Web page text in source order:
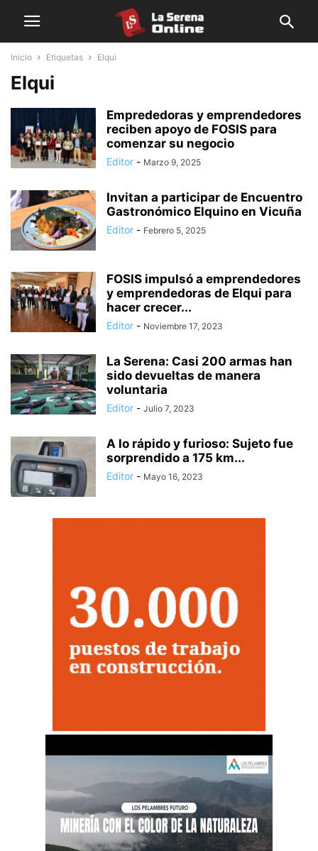
Inicio Etiquetas Elqui
Elqui
Emprededoras y emprendedores
reciben apoyo de FOSIS para
comenzar su negocio
Editor - Marzo 9, 2025
Invitan a participar de Encuentro
Gastronómico Elquino en Vicuña
Editor - Febrero 5, 2025
FOSIS impulsó a emprendedores
y emprendedoras de Elqui para
hacer crecer...
Editor - Noviembre 17, 2023
La Serena: Casi 200 armas han
sido devueltas de manera
voluntaria
Editor - Julio 7, 2023
A lo rápido y furioso: Sujeto fue
sorprendido a 175 km...
Editor - Mayo 16, 2023